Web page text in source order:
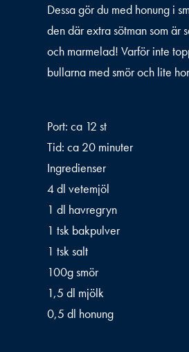
Dessa gör du med honung i
den där extra sötman som är
och marmelad! Varför inte
bullarna med smör och lite
Port: ca 12 st
Tid: ca 20 minuter
Ingredienser
4 dl vetemjöl
1 dl havregryn
1 tsk bakpulver
1 tsk salt
100g smör
1,5 dl mjölk
0,5 dl honung